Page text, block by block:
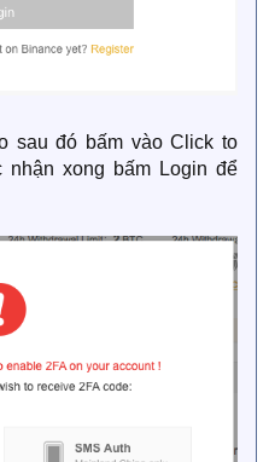
sau đó bấm vào Click to
xong bấm Login để